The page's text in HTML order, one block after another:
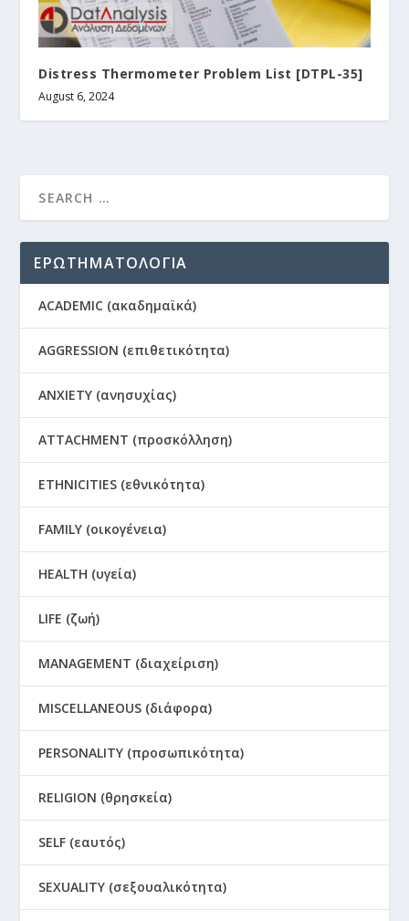
Distress Thermometer Problem List [DTPL-35]
August 6, 2024
ΕΡΩΤΗΜΑΤΟΛΟΓΙΑ
ACADEMIC (ακαδημαϊκά)
AGGRESSION (επιθετικότητα)
ANXIETY (ανησυχίας)
ATTACHMENT (προσκόλληση)
ETHNICITIES (εθνικότητα)
FAMILY (οικογένεια)
HEALTH (υγεία)
LIFE (ζωή)
MANAGEMENT (διαχείριση)
MISCELLANEOUS (διάφορα)
PERSONALITY (προσωπικότητα)
RELIGION (θρησκεία)
SELF (εαυτός)
SEXUALITY (σεξουαλικότητα)